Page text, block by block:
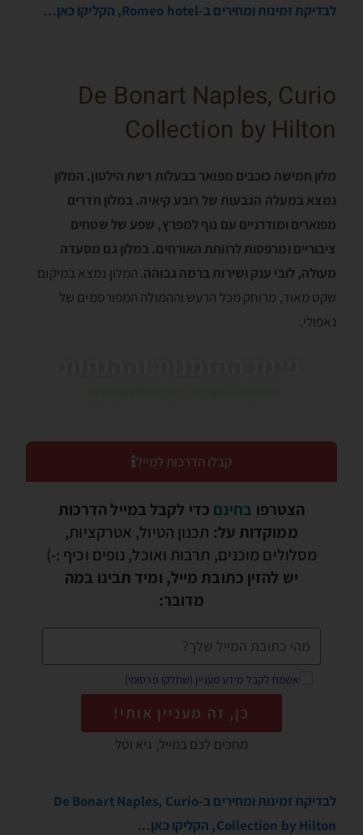
לבדיקת זמינות ומחירים ב-Romeo hotel, הקליקו כאן…
De Bonart Naples, Curio
Collection by Hilton
מלון חמישה כוכבים מפואר בבעלות רשת הילטון. המלון
נמצא במעלה הגבעות של רובע קיאיה. במלון חדרים
מפוארים ומודרניים עם נוף למפרץ, שפע של שטחים
ציבוריים ומרפסות לרווחת האורחים. במלון גם מסעדה
מעולה, לובי ענק ושירות ברמה גבוהה. המלון נמצא במיקום
שקט מאוד, מרוחק מכל הרעש וההמולה המפורסמים של
נאפולי.
קבלו הדרכות למייל
הצטרפו בחינם כדי לקבל במייל הדרכות
ממוקדות על: תכנון הטיול, אטרקציות,
מסלולים מוכנים, תרבות ואוכל, נופים וכיף :-)
יש להזין כתובת מייל, ומיד תבינו במה
מדובר:
אשמח לקבל מידע מעניין (שחלקו פרסומי)
כן, זה מעניין אותי!
מחכים לכם במייל, גיא וטל
לבדיקת זמינות ומחירים ב-De Bonart Naples, Curio
Collection by Hilton, הקליקו כאן…